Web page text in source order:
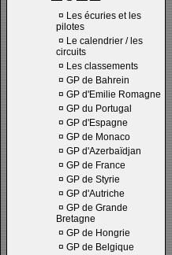
¤ Les écuries et les
pilotes
¤ Le calendrier / les
circuits
¤ Les classements
¤ GP de Bahrein
¤ GP d'Emilie Romagne
¤ GP du Portugal
¤ GP d'Espagne
¤ GP de Monaco
¤ GP d'Azerbaïdjan
¤ GP de France
¤ GP de Styrie
¤ GP d'Autriche
¤ GP de Grande
Bretagne
¤ GP de Hongrie
¤ GP de Belgique